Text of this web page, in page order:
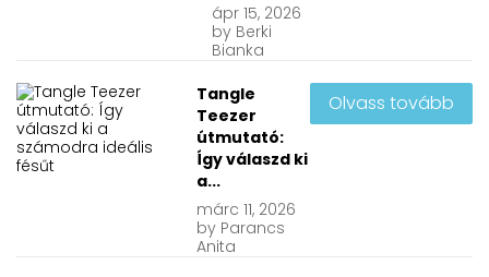
ápr15, 2026
by Berki
Bianka
Tangle
Teezer
útmutató:
Így válaszd ki
a...
márc11, 2026
by Parancs
Anita
Olvass tovább